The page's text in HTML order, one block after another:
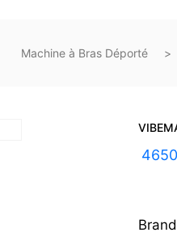
Machine à Bras Déporté